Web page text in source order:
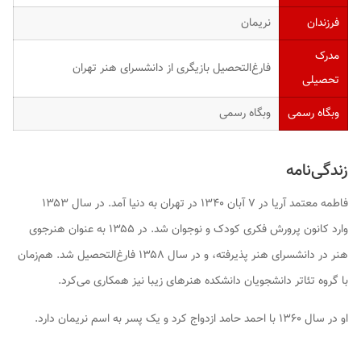
فرزندان
نریمان
مدرک
تحصیلی
فارغ‌التحصیل بازیگری از دانشسرای هنر تهران
وبگاه رسمی وبگاه رسمی
زندگی‌نامه
فاطمه معتمد آریا در ۷ آبان ۱۳۴۰ در تهران به دنیا آمد. در سال ۱۳۵۳
وارد کانون پرورش فکری کودک و نوجوان شد. در ۱۳۵۵ به عنوان هنرجوی
هنر در دانشسرای هنر پذیرفته، و در سال ۱۳۵۸ فارغ‌التحصیل شد. هم‌زمان
با گروه تئاتر دانشجویان دانشکده هنرهای زیبا نیز همکاری می‌کرد.
او در سال ۱۳۶۰ با احمد حامد ازدواج کرد و یک پسر به اسم نریمان دارد.